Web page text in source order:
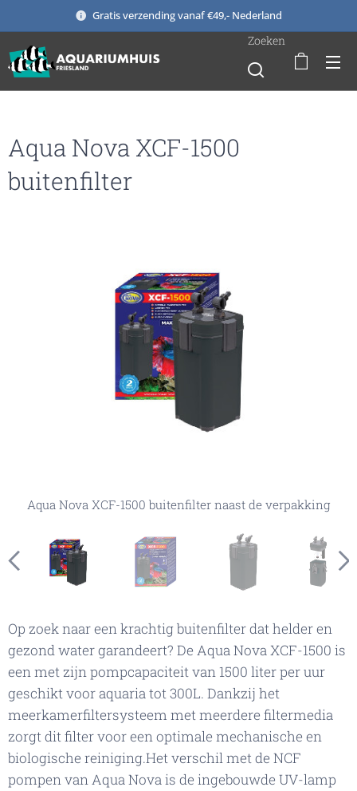
Gratis verzending vanaf €49,- Nederland
Zoeken
Aqua Nova XCF-1500
buitenfilter
Aqua Nova XCF-1500 buitenfilter naast de verpakking
Aqua Nova XCF-1500 buitenfilter in de verpakking
Aqua Nova XCF-1500 buitenfilter
Aqua Nova XCF-1500 buitenfilter onderdelen
Aqua Nova XCF-1500 buitenfilter exploded view
Op zoek naar een krachtig buitenfilter dat helder en
gezond water garandeert? De Aqua Nova XCF-1500 is
een met zijn pompcapaciteit van 1500 liter per uur
geschikt voor aquaria tot 300L. Dankzij het
meerkamerfiltersysteem met meerdere filtermedia
zorgt dit filter voor een optimale mechanische en
biologische reiniging.Het verschil met de NCF
pompen van Aqua Nova is de ingebouwde UV-lamp